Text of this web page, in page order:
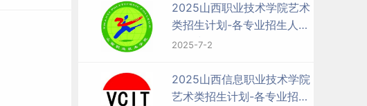
2025山西职业技术学院艺术
类招生计划-各专业招生人数
是多少
2025-7-2
2025山西信息职业技术学院
艺术类招生计划-各专业招生